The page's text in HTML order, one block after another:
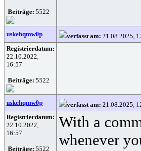
Beiträge: 5522
uskehqmw0p verfasst am: 21.08.2025,
Registrierdatum:
22.10.2022,
16:57
Beiträge: 5522
uskehqmw0p verfasst am: 21.08.2025,
Registrierdatum:
22.10.2022,
16:57
Beiträge: 5522
With a
whenever